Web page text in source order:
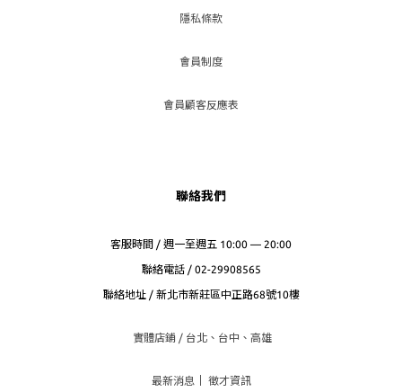
隱私條款
會員制度
會員顧客反應表
聯絡我們
客服時間 / 週一至週五 10:00 — 20:00
聯絡電話 / 02-29908565
聯絡地址 / 新北市新莊區中正路68號10樓
實體店鋪 / 台北、台中、高雄
最新消息 徵才資訊